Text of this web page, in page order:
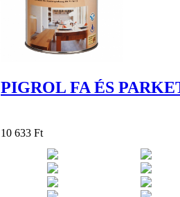
PIGROL FA ÉS
10 633 Ft